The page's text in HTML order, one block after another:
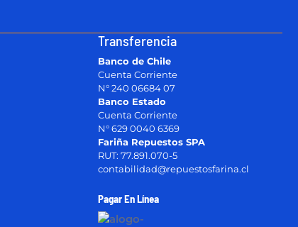
Transferencia
Banco de Chile
Cuenta Corriente
N° 240 06684 07
Banco Estado
Cuenta Corriente
N° 629 0040 6369
Fariña Repuestos SPA
RUT: 77.891.070-5
contabilidad@repuestosfarina.cl
Pagar En Línea